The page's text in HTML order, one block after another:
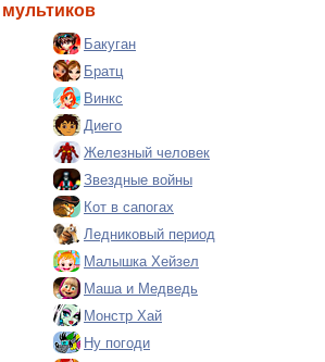
Бакуган
Братц
Винкс
Диего
Железный человек
Звездные войны
Кот в сапогах
Ледниковый период
Малышка Хейзел
Маша и Медведь
Монстр Хай
Ну погоди